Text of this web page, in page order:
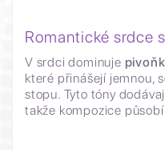
Romantické srdce
V srdci dominuje
které přinášejí jemnou,
stopu. Tyto tóny
takže kompozice